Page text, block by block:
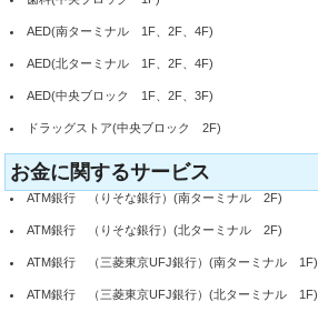
AED(南ターミナル 1F、2F、4F)
AED(北ターミナル 1F、2F、4F)
AED(中央ブロック 1F、2F、3F)
ドラッグストア(中央ブロック 2F)
お金に関するサービス
ATM銀行 （りそな銀行）(南ターミナル 2F)
ATM銀行 （りそな銀行）(北ターミナル 2F)
ATM銀行 （三菱東京UFJ銀行）(南ターミナル 1F)
ATM銀行 （三菱東京UFJ銀行）(北ターミナル 1F)